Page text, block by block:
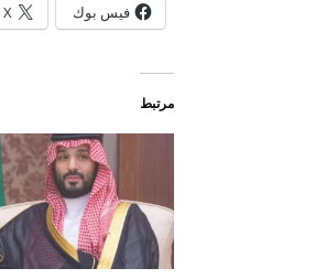
فيس بوك X
مرتبط